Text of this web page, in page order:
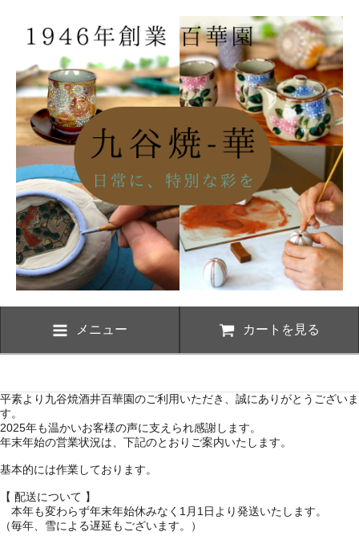
メニュー カートを見る
平素より九谷焼酒井百華園のご利用いただき、誠にありがとうございま
す。
2025年も温かいお客様の声に支えられ感謝します。
年末年始の営業状況は、下記のとおりご案内いたします。
基本的には作業しております。
【 配送について 】
本年も変わらず年末年始休みなく1月1日より発送いたします。
（毎年、雪による遅延もございます。）